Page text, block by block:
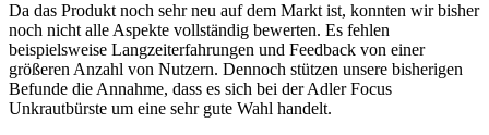
Da das Produkt noch sehr neu auf dem Markt ist, konnten wir bisher
noch nicht alle Aspekte vollständig bewerten. Es fehlen
beispielsweise Langzeiterfahrungen und Feedback von einer
größeren Anzahl von Nutzern. Dennoch stützen unsere bisherigen
Befunde die Annahme, dass es sich bei der Adler Focus
Unkrautbürste um eine sehr gute Wahl handelt.